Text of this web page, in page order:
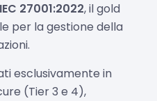
27001:2022, il gold
per la gestione della
esclusivamente in
(Tier 3 e 4),